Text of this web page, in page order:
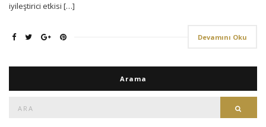
iyileştirici etkisi […]
Devamını Oku
Arama